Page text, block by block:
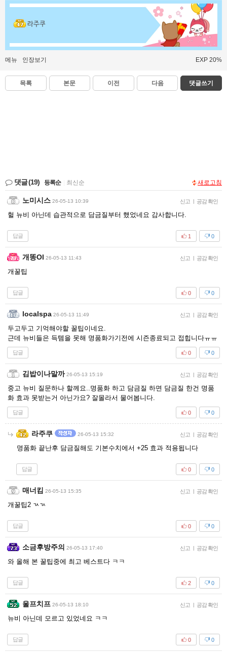
라주쿠
메뉴 인장보기 EXP 20%
목록 본문 이전 다음 댓글쓰기
댓글(19) 등록순 최신순 새로고침
노미시스 26-05-13 10:39 신고 | 공감 확인
헐 뉴비 아닌데 습관적으로 담금질부터 했었네요 감사합니다.
답글 0
1
개똥Ol 26-05-13 11:43 신고 | 공감 확인
개꿀팁
답글 0
0
localspa 26-05-13 11:49 신고 | 공감 확인
두고두고 기억해야할 꿀팁이네요.
근데 뉴비들은 득템을 못해 명품화가기전에 시즌종료되고 접힙니다ㅠㅠ
답글 0
0
김밥이나말까 26-05-13 15:19 신고 | 공감 확인
중고 뉴비 질문하나 할께요..명품화 하고 담금질 하면 담금질 한건 명품
화 효과 못받는거 아닌가요? 잘몰라서 물어봅니다.
답글 0
0
라주쿠 26-05-13 15:32 신고 | 공감 확인
명품화 끝난후 담금질해도 기본수치에서 +25 효과 적용됩니다
답글 0
0
매너킴 26-05-13 15:35 신고 | 공감 확인
개꿀팁2 ㄳㄳ
답글 0
0
소금후방주의 26-05-13 17:40 신고 | 공감 확인
와 올해 본 꿀팁중에 최고 베스트다 ㅋㅋ
답글 0
2
울프치프 26-05-13 18:10 신고 | 공감 확인
뉴비 아닌데 모르고 있었네요 ㅋㅋ
답글 0
0